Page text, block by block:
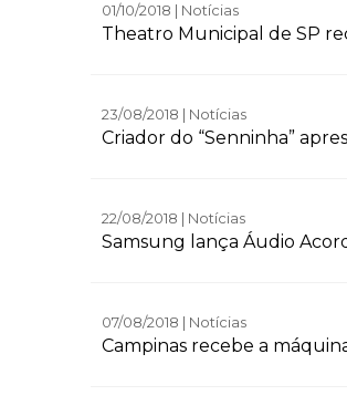
01/10/2018 | Notícias
Theatro Municipal de SP
23/08/2018 | Notícias
Criador do “Senninha”
22/08/2018 | Notícias
Samsung lança Áudio
07/08/2018 | Notícias
Campinas recebe a